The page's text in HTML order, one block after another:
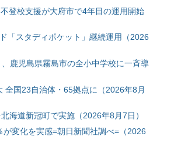
登校支援が大府市で4年目の運用開始
「スタディポケット」継続運用（2026
鹿児島県霧島市の全小中学校に一斉導
全国23自治体・65拠点に（2026年8月
海道新冠町で実施（2026年8月7日）
変化を実感=朝日新聞社調べ=（2026